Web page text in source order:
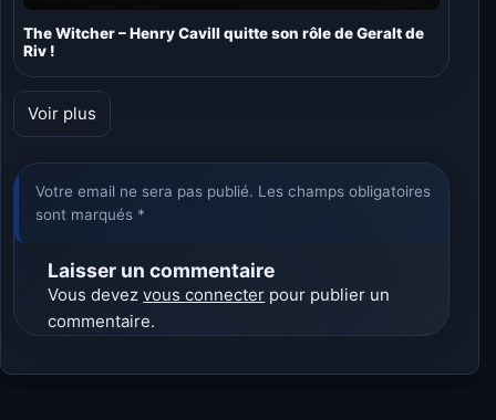
The Witcher – Henry Cavill quitte son rôle de Geralt de
Riv !
Voir plus
Votre email ne sera pas publié. Les champs obligatoires
sont marqués *
Laisser un commentaire
Vous devezvous connecter pour publier un
commentaire.